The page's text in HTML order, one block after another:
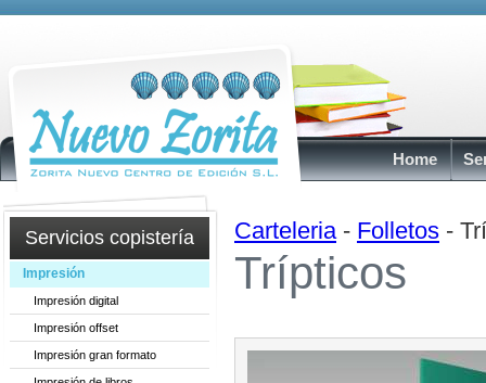
Servicios copistería
Impresión
Impresión digital
Impresión offset
Impresión gran formato
Carteleria- Folletos -
Trípticos
Home